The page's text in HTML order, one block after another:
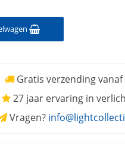
Gratis verzending vanaf
27 jaar ervaring in
Vragen?